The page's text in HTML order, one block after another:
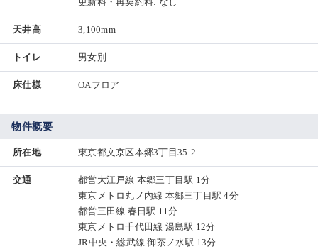
天井高 3,100mm
トイレ 男女別
床仕様 OAフロア
物件概要
所在地 東京都文京区本郷3丁目35-2
交通
都営大江戸線 本郷三丁目駅 1分
東京メトロ丸ノ内線 本郷三丁目駅 4分
都営三田線 春日駅 11分
東京メトロ千代田線 湯島駅 12分
JR中央・総武線 御茶ノ水駅 13分